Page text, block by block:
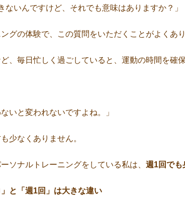
ないんですけど、それでも意味はありますか？」
グの体験で、この質問をいただくことがよくあり
、毎日忙しく過ごしていると、運動の時間を確
いと変われないですよね。」
少なくありません。
ソナルトレーニングをしている私は、 週1回でも
と「週1回」は大きな違い